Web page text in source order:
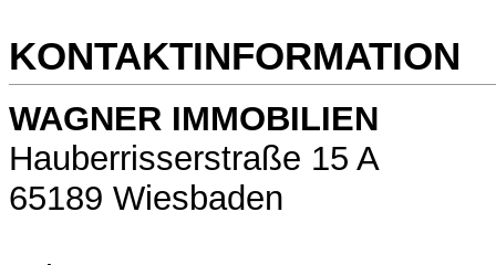
KONTAKTINFORMATION
WAGNER IMMOBILIEN
Hauberrisserstraße 15 A
65189 Wiesbaden